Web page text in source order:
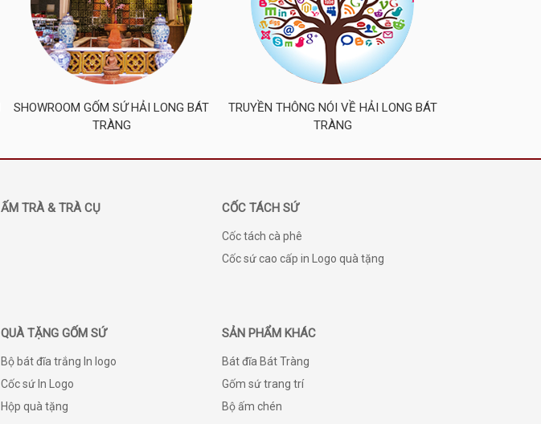
SHOWROOM GỐM SỨ HẢI LONG BÁT
TRÀNG
TRUYỀN THÔNG NÓI VỀ HẢI LONG BÁT
TRÀNG
ẤM TRÀ & TRÀ CỤ CỐC TÁCH SỨ
Cốc tách cà phê
Cốc sứ cao cấp in Logo quà tặng
QUÀ TẶNG GỐM SỨ
Bộ bát đĩa trắng In logo
Cốc sứ In Logo
Hộp quà tặng
SẢN PHẨM KHÁC
Bát đĩa Bát Tràng
Gốm sứ trang trí
Bộ ấm chén